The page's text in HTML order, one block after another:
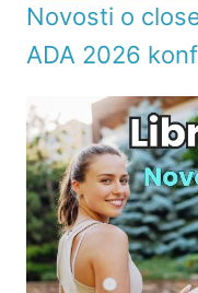
Novosti o
ADA 2026